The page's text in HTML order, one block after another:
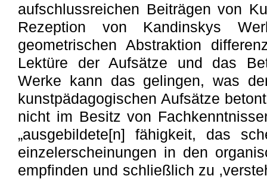
aufschlussreichen Beiträgen von
Rezeption von Kandinskys
geometrischen Abstraktion
Lektüre der Aufsätze und das
Werke kann das gelingen, was
kunstpädagogischen Aufsätze
nicht im Besitz von
„ausgebildete[n] fähigkeit, das
einzelerscheinungen in den
empfinden und schließlich zu